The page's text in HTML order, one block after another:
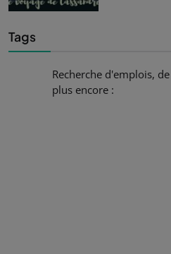
Tags
Recherche d'emplois,
plus encore :